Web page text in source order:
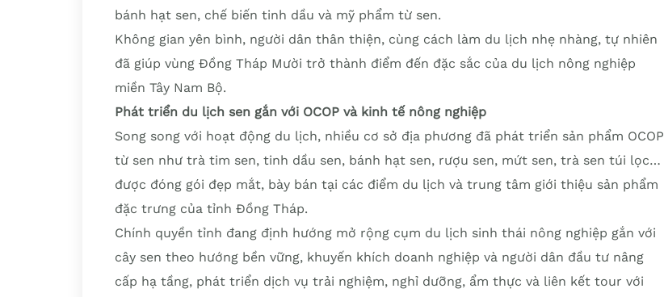
bánh hạt sen, chế biến tinh dầu và mỹ phẩm từ sen.
Không gian yên bình, người dân thân thiện, cùng cách làm du lịch nhẹ nhàng, tự nhiên
đã giúp vùng Đồng Tháp Mười trở thành điểm đến đặc sắc của du lịch nông nghiệp
miền Tây Nam Bộ.
Phát triển du lịch sen gắn với OCOP và kinh tế nông nghiệp
Song song với hoạt động du lịch, nhiều cơ sở địa phương đã phát triển sản phẩm OCOP
từ sen như trà tim sen, tinh dầu sen, bánh hạt sen, rượu sen, mứt sen, trà sen túi lọc…
được đóng gói đẹp mắt, bày bán tại các điểm du lịch và trung tâm giới thiệu sản phẩm
đặc trưng của tỉnh Đồng Tháp.
Chính quyền tỉnh đang định hướng mở rộng cụm du lịch sinh thái nông nghiệp gắn với
cây sen theo hướng bền vững, khuyến khích doanh nghiệp và người dân đầu tư nâng
cấp hạ tầng, phát triển dịch vụ trải nghiệm, nghỉ dưỡng, ẩm thực và liên kết tour với